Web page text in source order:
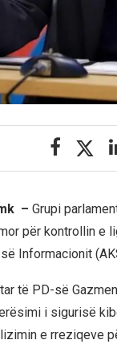
– Grupi
për kontrollin e
Informacionit
të PD-së
i sigurisë
e rreziqeve